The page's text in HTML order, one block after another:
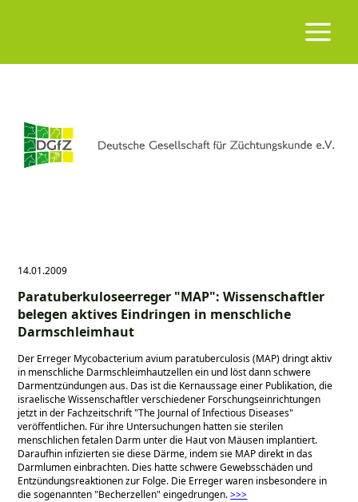
14.01.2009
Paratuberkuloseerreger "MAP": Wissenschaftler
belegen aktives Eindringen in menschliche
Darmschleimhaut
Der Erreger Mycobacterium avium paratuberculosis (MAP) dringt aktiv
in menschliche Darmschleimhautzellen ein und löst dann schwere
Darmentzündungen aus. Das ist die Kernaussage einer Publikation, die
israelische Wissenschaftler verschiedener Forschungseinrichtungen
jetzt in der Fachzeitschrift The Journal of Infectious Diseases
veröffentlichen. Für ihre Untersuchungen hatten sie sterilen
menschlichen fetalen Darm unter die Haut von Mäusen implantiert.
Daraufhin infizierten sie diese Därme, indem sie MAP direkt in das
Darmlumen einbrachten. Dies hatte schwere Gewebsschäden und
Entzündungsreaktionen zur Folge. Die Erreger waren insbesondere in
die sogenannten Becherzellen eingedrungen.>>>